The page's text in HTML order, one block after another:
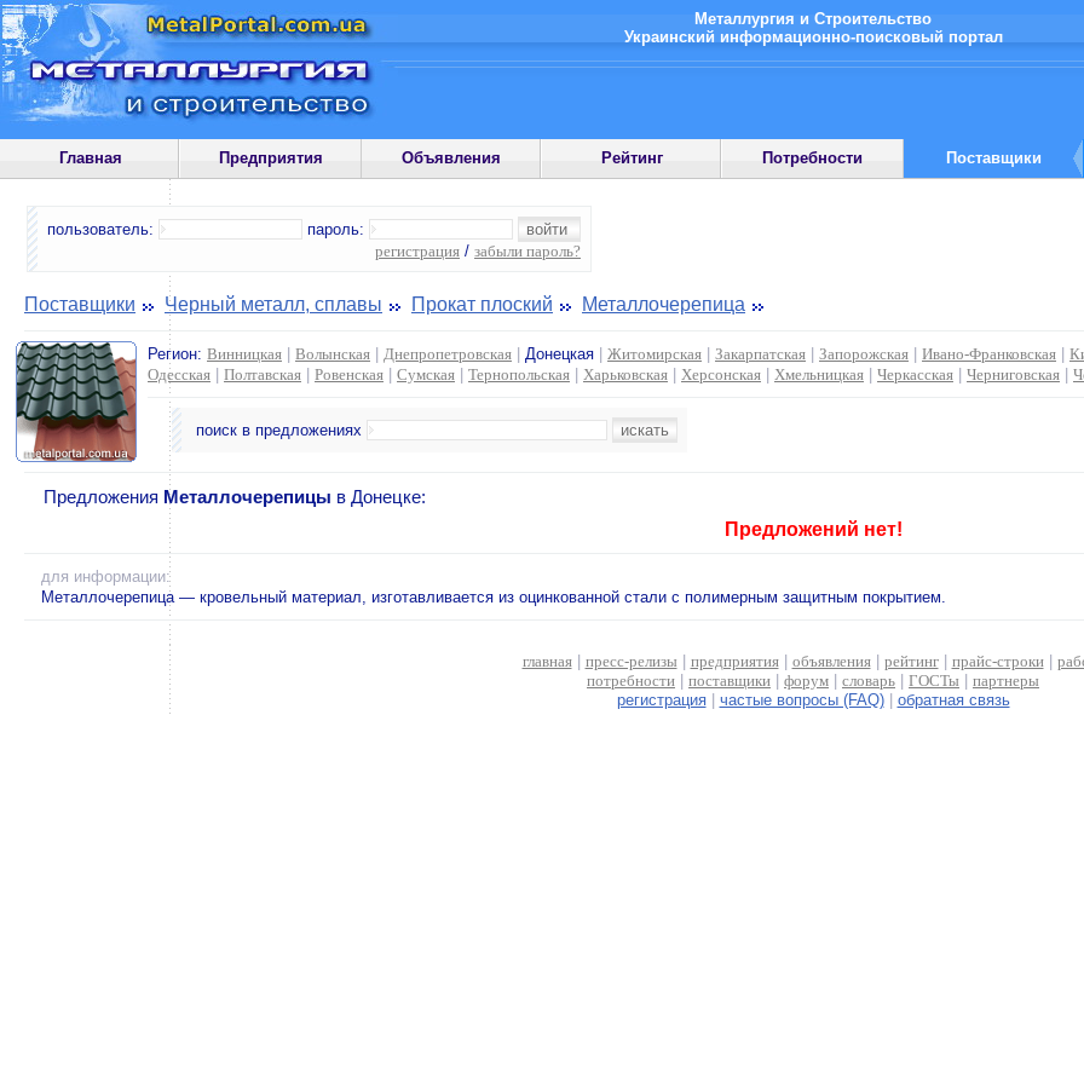
Металлургия и Строительство
Украинский информационно-поисковый портал
Главная Предприятия Объявления Рейтинг Потребности Поставщики
пользователь:
пароль:
регистрация / забыли пароль?
Поставщики Черный металл, сплавы Прокат плоский Металлочерепица
Регион: Винницкая Волынская Днепропетровская Донецкая Житомирская Закарпатская Запорожская Ивано-Франковская
Одесская
Полтавская Ровенская Сумская Тернопольская Харьковская Херсонская Хмельницкая Черкасская Черниговская
поиск в предложениях
Предложения Металлочерепицы в Донецке:
Предложений нет!
для информации:
Металлочерепица — кровельный материал, изготавливается из оцинкованной стали с полимерным защитным покрытием.
главная| пресс-релизы предприятия| объявления| рейтинг| прайс-строки|
потребности
поставщики форум словарь ГОСТы
партнеры
регистрация| частые вопросы (FAQ)| обратная связь